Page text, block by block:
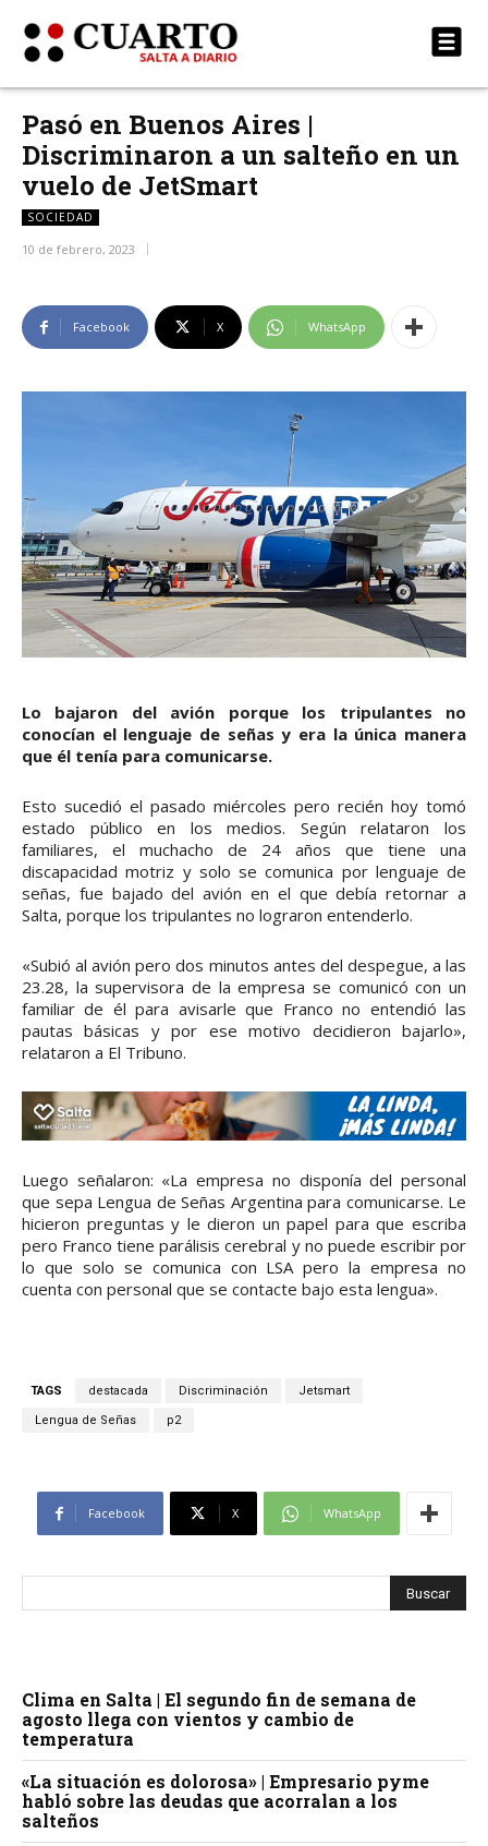
Pasó en Buenos Aires |
Discriminaron a un salteño en un
vuelo de JetSmart
SOCIEDAD
10 de febrero, 2023
Facebook X WhatsApp
Lo bajaron del avión porque los tripulantes no
conocían el lenguaje de señas y era la única manera
que él tenía para comunicarse.
Esto sucedió el pasado miércoles pero recién hoy tomó
estado público en los medios. Según relataron los
familiares, el muchacho de 24 años que tiene una
discapacidad motriz y solo se comunica por lenguaje de
señas, fue bajado del avión en el que debía retornar a
Salta, porque los tripulantes no lograron entenderlo.
«Subió al avión pero dos minutos antes del despegue, a las
23.28, la supervisora de la empresa se comunicó con un
familiar de él para avisarle que Franco no entendió las
pautas básicas y por ese motivo decidieron bajarlo»,
relataron a El Tribuno.
Luego señalaron: «La empresa no disponía del personal
que sepa Lengua de Señas Argentina para comunicarse. Le
hicieron preguntas y le dieron un papel para que escriba
pero Franco tiene parálisis cerebral y no puede escribir por
lo que solo se comunica con LSA pero la empresa no
cuenta con personal que se contacte bajo esta lengua».
TAGS destacada Discriminación Jetsmart
Lengua de Señas p2
Facebook X WhatsApp
Clima en Salta | El segundo fin de semana de
agosto llega con vientos y cambio de
temperatura
«La situación es dolorosa» | Empresario pyme
habló sobre las deudas que acorralan a los
salteños